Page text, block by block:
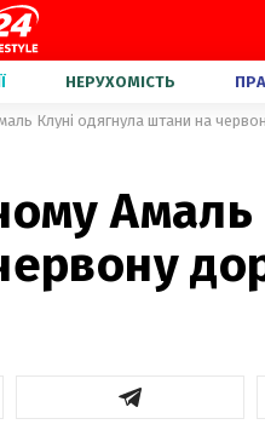
НЕРУХОМІСТЬ
Клуні одягнула штани на
Амаль